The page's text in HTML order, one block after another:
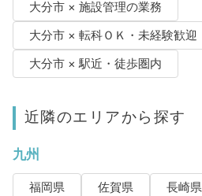
大分市 × 施設管理の業務
大分市 × 転科ＯＫ・未経験歓迎
大分市 × 駅近・徒歩圏内
近隣のエリアから探す
九州
福岡県 佐賀県 長崎県